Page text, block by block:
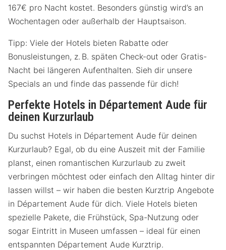
167€ pro Nacht kostet. Besonders günstig wird’s an
Wochentagen oder außerhalb der Hauptsaison.
Tipp: Viele der Hotels bieten Rabatte oder
Bonusleistungen, z. B. späten Check-out oder Gratis-
Nacht bei längeren Aufenthalten. Sieh dir unsere
Specials an und finde das passende für dich!
Perfekte Hotels in Département Aude für
deinen Kurzurlaub
Du suchst Hotels in Département Aude für deinen
Kurzurlaub? Egal, ob du eine Auszeit mit der Familie
planst, einen romantischen Kurzurlaub zu zweit
verbringen möchtest oder einfach den Alltag hinter dir
lassen willst – wir haben die besten Kurztrip Angebote
in Département Aude für dich. Viele Hotels bieten
spezielle Pakete, die Frühstück, Spa-Nutzung oder
sogar Eintritt in Museen umfassen – ideal für einen
entspannten Département Aude Kurztrip.